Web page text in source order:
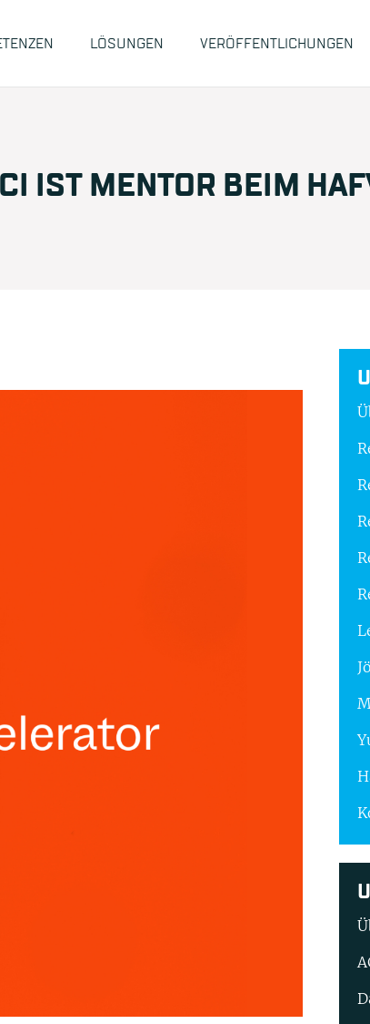
LÖSUNGEN VERÖFFENTLICHUNGEN
IST MENTOR BEIM